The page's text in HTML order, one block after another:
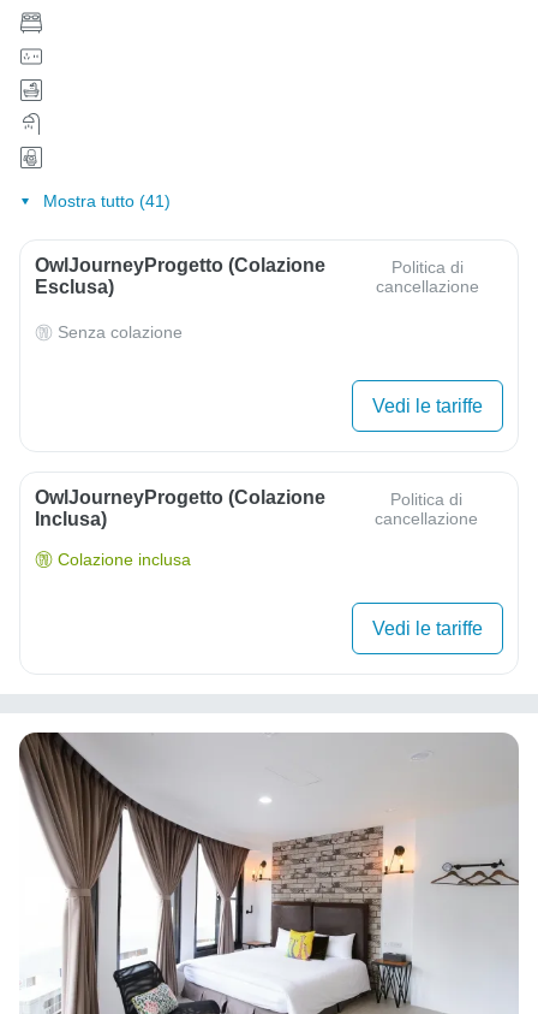
Mostra tutto (41)
OwlJourneyProgetto (colazione
Esclusa)
Politica di
cancellazione
Senza colazione
Vedi le tariffe
OwlJourneyProgetto (colazione
Inclusa)
Politica di
cancellazione
Colazione inclusa
Vedi le tariffe